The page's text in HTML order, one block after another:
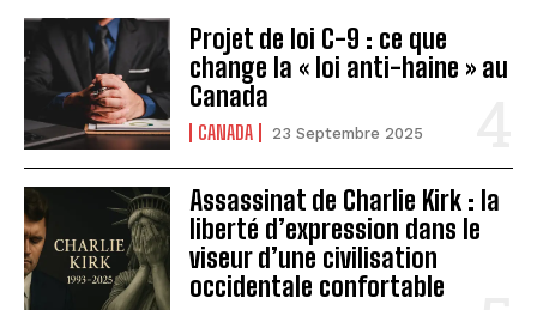
Projet de loi C-9 : ce que
change la « loi anti-haine » au
Canada
CANADA 23 Septembre 2025
Assassinat de Charlie Kirk : la
liberté d’expression dans le
viseur d’une civilisation
occidentale confortable